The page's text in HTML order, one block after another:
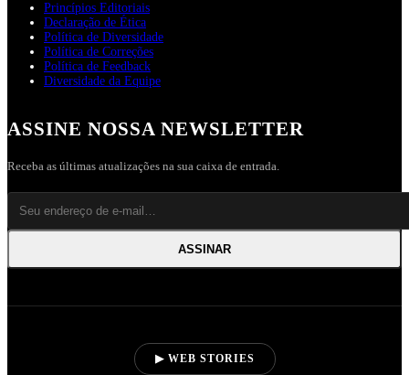
Princípios Editoriais
Declaração de Ética
Política de Diversidade
Política de Correções
Política de Feedback
Diversidade da Equipe
ASSINE NOSSA NEWSLETTER
Receba as últimas atualizações na sua caixa de entrada.
ASSINAR
▶ WEB STORIES